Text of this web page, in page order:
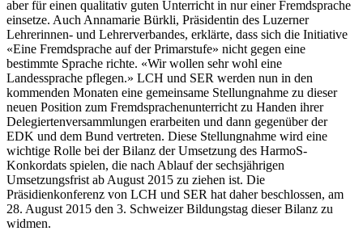
aber für einen qualitativ guten Unterricht in nur einer Fremdsprache
einsetze. Auch Annamarie Bürkli, Präsidentin des Luzerner
Lehrerinnen- und Lehrerverbandes, erklärte, dass sich die Initiative
«Eine Fremdsprache auf der Primarstufe» nicht gegen eine
bestimmte Sprache richte. «Wir wollen sehr wohl eine
Landessprache pflegen.» LCH und SER werden nun in den
kommenden Monaten eine gemeinsame Stellungnahme zu dieser
neuen Position zum Fremdsprachenunterricht zu Handen ihrer
Delegiertenversammlungen erarbeiten und dann gegenüber der
EDK und dem Bund vertreten. Diese Stellungnahme wird eine
wichtige Rolle bei der Bilanz der Umsetzung des HarmoS-
Konkordats spielen, die nach Ablauf der sechsjährigen
Umsetzungsfrist ab August 2015 zu ziehen ist. Die
Präsidienkonferenz von LCH und SER hat daher beschlossen, am
28. August 2015 den 3. Schweizer Bildungstag dieser Bilanz zu
widmen.